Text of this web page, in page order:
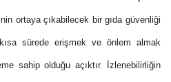
ortaya çıkabilecek bir gıda güvenliği
sürede erişmek ve önlem almak
sahip olduğu açıktır. İzlenebilirliğin